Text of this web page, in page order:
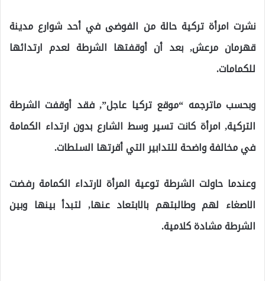
نشرت امرأة تركية حالة من الفوضى في أحد شوارع مدينة
قهرمان مرعش, بعد أن أوقفتها الشرطة لعدم ارتدائها
للكمامات.
وبحسب ماترجمه “موقع تركيا عاجل”, فقد أوقفت الشرطة
التركية, امرأة كانت تسير وسط الشارع بدون ارتداء الكمامة
في مخالفة واضحة للتدابير التي أقرتها السلطات.
وعندما حاولت الشرطة توعية المرأة لارتداء الكمامة رفضت
الاصغاء لهم وطالبتهم بالابتعاد عنها, لتبدأ بينها وبين
الشرطة مشادة كلامية.